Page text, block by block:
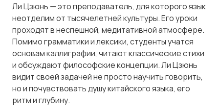
Ли Цзюнь — это преподаватель, для которого язык
неотделим от тысячелетней культуры. Его уроки
проходят в неспешной, медитативной атмосфере.
Помимо грамматики и лексики, студенты учатся
основам каллиграфии, читают классические стихи
и обсуждают философские концепции. Ли Цзюнь
видит своей задачей не просто научить говорить,
но и почувствовать душу китайского языка, его
ритм и глубину.